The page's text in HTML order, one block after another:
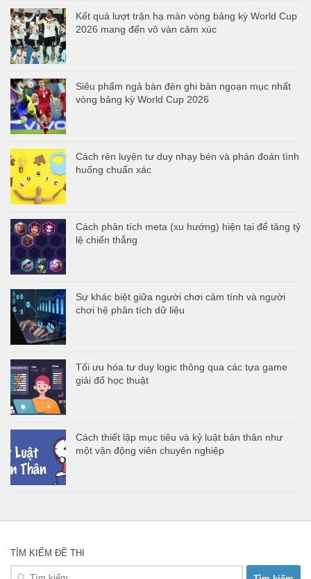
Kết quả lượt trận hạ màn vòng bảng kỳ World Cup
2026 mang đến vô vàn cảm xúc
Siêu phẩm ngả bàn đèn ghi bàn ngoạn mục nhất
vòng bảng kỳ World Cup 2026
Cách rèn luyện tư duy nhạy bén và phán đoán tình
huống chuẩn xác
Cách phân tích meta (xu hướng) hiện tại để tăng tỷ
lệ chiến thắng
Sự khác biệt giữa người chơi cảm tính và người
chơi hệ phân tích dữ liệu
Tối ưu hóa tư duy logic thông qua các tựa game
giải đố học thuật
Cách thiết lập mục tiêu và kỷ luật bản thân như
một vận động viên chuyên nghiệp
TÌM KIẾM ĐỀ THI
Tìm